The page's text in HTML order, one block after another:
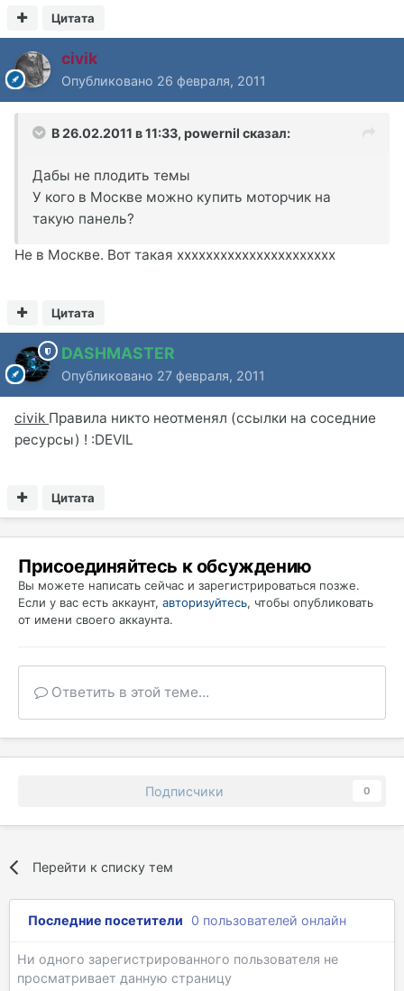
Цитата
civik
Опубликовано 26 февраля, 2011
В 26.02.2011 в 11:33, powernil сказал:
Дабы не плодить темы
У кого в Москве можно купить моторчик на
такую панель?
Не в Москве. Вот такая xxxxxxxxxxxxxxxxxxxxxx
Цитата
DASHMASTER
Опубликовано 27 февраля, 2011
civik Правила никто неотменял (ссылки на соседние
ресурсы) ! :DEVIL
Цитата
Присоединяйтесь к обсуждению
Вы можете написать сейчас и зарегистрироваться позже.
Если у вас есть аккаунт, авторизуйтесь, чтобы опубликовать
от имени своего аккаунта.
Ответить в этой теме...
Подписчики 0
Перейти к списку тем
Последние посетители 0 пользователей онлайн
Ни одного зарегистрированного пользователя не
просматривает данную страницу